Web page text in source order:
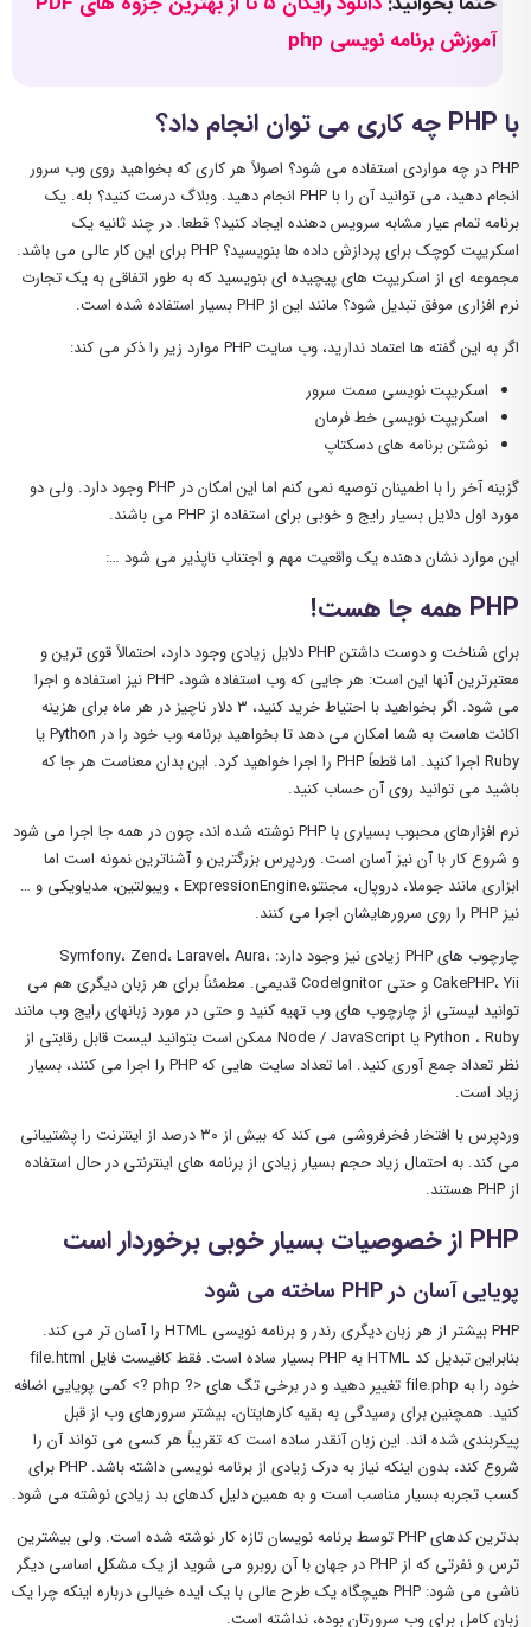
آموزش برنامه نویسی php
با PHP چه کاری می توان انجام داد؟
PHP در چه مواردی استفاده می شود؟ اصولاً هر کاری که بخواهید روی وب سرور
انجام دهید، می توانید آن را با PHP انجام دهید. وبلاگ درست کنید؟ بله. یک
برنامه تمام عیار مشابه سرویس دهنده ایجاد کنید؟ قطعا. در چند ثانیه یک
اسکریپت کوچک برای پردازش داده ها بنویسید؟ PHP برای این کار عالی می باشد.
مجموعه ای از اسکریپت های پیچیده ای بنویسید که به طور اتفاقی به یک تجارت
نرم افزاری موفق تبدیل شود؟ مانند این از PHP بسیار استفاده شده است.
اگر به این گفته ها اعتماد ندارید، وب سایت PHP موارد زیر را ذکر می کند:
اسکریپت نویسی سمت سرور
اسکریپت نویسی خط فرمان
نوشتن برنامه های دسکتاپ
گزینه آخر را با اطمینان توصیه نمی کنم اما این امکان در PHP وجود دارد. ولی دو
مورد اول دلایل بسیار رایج و خوبی برای استفاده از PHP می باشند.
این موارد نشان دهنده یک واقعیت مهم و اجتناب ناپذیر می شود …:
PHP همه جا هست!
برای شناخت و دوست داشتن PHP دلایل زیادی وجود دارد، احتمالاً قوی ترین و
معتبرترین آنها این است: هر جایی که وب استفاده شود، PHP نیز استفاده و اجرا
می شود. اگر بخواهید با احتیاط خرید کنید، ۳ دلار ناچیز در هر ماه برای هزینه
اکانت هاست به شما امکان می دهد تا بخواهید برنامه وب خود را در Python یا
Ruby اجرا کنید. اما قطعاً PHP را اجرا خواهید کرد. این بدان معناست هر جا که
باشید می توانید روی آن حساب کنید.
نرم افزارهای محبوب بسیاری با PHP نوشته شده اند، چون در همه جا اجرا می شود
و شروع کار با آن نیز آسان است. وردپرس بزرگترین و آشناترین نمونه است اما
ابزاری مانند جوملا، دروپال، مجنتو،ExpressionEngine ، ویبولتین، مدیاویکی و …
نیز PHP را روی سرورهایشان اجرا می کنند.
چارچوب های PHP زیادی نیز وجود دارد: Symfony، Zend، Laravel، Aura،
CakePHP، Yii و حتی CodeIgnitor قدیمی. مطمئناً برای هر زبان دیگری هم می
توانید لیستی از چارچوب های وب تهیه کنید و حتی در مورد زبانهای رایج وب مانند
Python ، Ruby یا Node / JavaScript ممکن است بتوانید لیست قابل رقابتی از
نظر تعداد جمع آوری کنید. اما تعداد سایت هایی که PHP را اجرا می کنند، بسیار
زیاد است.
وردپرس با افتخار فخرفروشی می کند که بیش از ۳۰ درصد از اینترنت را پشتیبانی
می کند. به احتمال زیاد حجم بسیار زیادی از برنامه های اینترنتی در حال استفاده
از PHP هستند.
PHP از خصوصیات بسیار خوبی برخوردار است
پویایی آسان در PHP ساخته می شود
PHP بیشتر از هر زبان دیگری رندر و برنامه نویسی HTML را آسان تر می کند.
بنابراین تبدیل کد HTML به PHP بسیار ساده است. فقط کافیست فایل file.html
خود را به file.php تغییر دهید و در برخی تگ های <? php ?> کمی پویایی اضافه
کنید. همچنین برای رسیدگی به بقیه کارهایتان، بیشتر سرورهای وب از قبل
پیکربندی شده اند. این زبان آنقدر ساده است که تقریباً هر کسی می تواند آن را
شروع کند، بدون اینکه نیاز به درک زیادی از برنامه نویسی داشته باشد. PHP برای
کسب تجربه بسیار مناسب است و به همین دلیل کدهای بد زیادی نوشته می شود.
بدترین کدهای PHP توسط برنامه نویسان تازه کار نوشته شده است. ولی بیشترین
ترس و نفرتی که از PHP در جهان با آن روبرو می شوید از یک مشکل اساسی دیگر
ناشی می شود: PHP هیچگاه یک طرح عالی با یک ایده خیالی درباره اینکه چرا یک
زبان کامل برای وب سرورتان بوده، نداشته است.